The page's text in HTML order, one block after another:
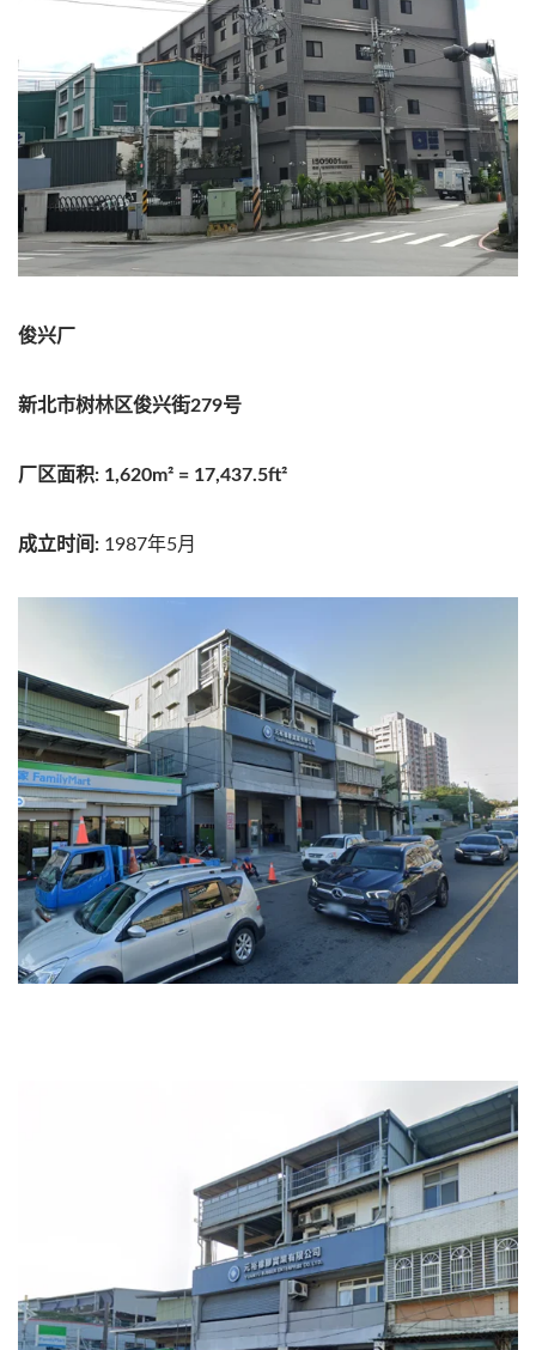
俊兴厂
新北市树林区俊兴街279号
厂区面积: 1,620m² = 17,437.5ft²
成立时间: 1987年5月